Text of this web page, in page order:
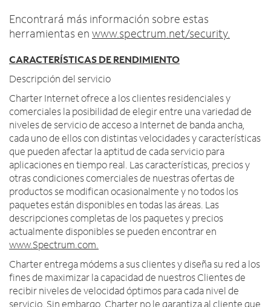
Encontrará más información sobre estas
herramientas en www.spectrum.net/security.
CARACTERÍSTICAS DE RENDIMIENTO
Descripción del servicio
Charter Internet ofrece a los clientes residenciales y
comerciales la posibilidad de elegir entre una variedad de
niveles de servicio de acceso a Internet de banda ancha,
cada uno de ellos con distintas velocidades y características
que pueden afectar la aptitud de cada servicio para
aplicaciones en tiempo real. Las características, precios y
otras condiciones comerciales de nuestras ofertas de
productos se modifican ocasionalmente y no todos los
paquetes están disponibles en todas las áreas. Las
descripciones completas de los paquetes y precios
actualmente disponibles se pueden encontrar en
www.Spectrum.com.
Charter entrega módems a sus clientes y diseña su red a los
fines de maximizar la capacidad de nuestros Clientes de
recibir niveles de velocidad óptimos para cada nivel de
servicio. Sin embargo, Charter no le garantiza al cliente que